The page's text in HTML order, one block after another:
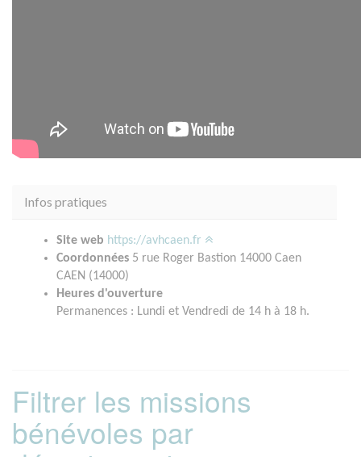
Infos pratiques
Site web https://avhcaen.fr
Coordonnées 5 rue Roger Bastion 14000 Caen
CAEN (14000)
Heures d'ouverture
Permanences : Lundi et Vendredi de 14 h à 18 h.
Filtrer les missions
bénévoles par